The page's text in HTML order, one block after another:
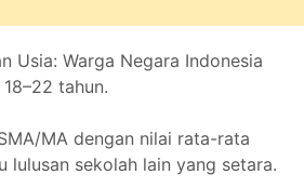
Usia: Warga Negara Indonesia
tahun.
MA dengan nilai rata-rata
lulusan sekolah lain yang setara.